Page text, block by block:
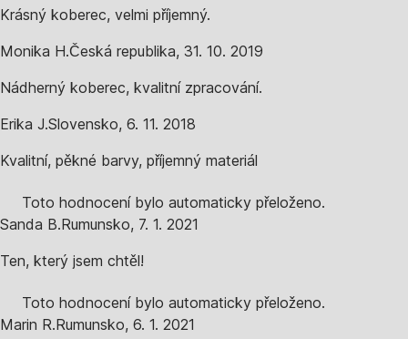
Krásný koberec, velmi příjemný.
Monika H.Česká republika, 31. 10. 2019
Nádherný koberec, kvalitní zpracování.
Erika J.Slovensko, 6. 11. 2018
Kvalitní, pěkné barvy, příjemný materiál
Toto hodnocení bylo automaticky přeloženo.
Sanda B.Rumunsko, 7. 1. 2021
Ten, který jsem chtěl!
Toto hodnocení bylo automaticky přeloženo.
Marin R.Rumunsko, 6. 1. 2021